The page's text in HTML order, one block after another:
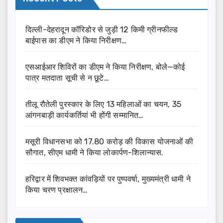
दिल्ली-देहरादून कॉरिडोर से जुड़ी 12 किमी ग्रीनफील्ड
बाईपास का डीएम ने किया निरीक्षण…
एसआईआर शिविरों का डीएम ने किया निरीक्षण, बोले—कोई
पात्र मतदाता सूची से न छूटे…
तीलू रौतेली पुरस्कार के लिए 13 महिलाओं का चयन, 35
आंगनबाड़ी कार्यकर्तियां भी होंगी सम्मानित…
मसूरी विधानसभा को 17.80 करोड़ की विकास योजनाओं की
सौगात, सीएम धामी ने किया लोकार्पण-शिलान्यास.
हरिद्वार में शिवभक्त कांवड़ियों पर पुष्पवर्षा, मुख्यमंत्री धामी ने
किया चरण प्रक्षालन…